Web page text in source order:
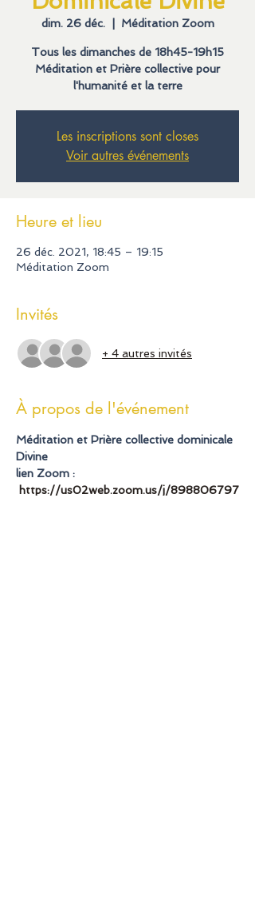
dim. 26 déc.
  |
Méditation Zoom
Tous les dimanches de 18h45-19h15
Méditation et Prière collective pour
l'humanité et la terre
Les inscriptions sont closes
Voir autres événements
Heure et lieu
26 déc. 2021, 18:45 – 19:15
Méditation Zoom
Invités
+ 4 autres invités
À propos de l'événement
Méditation et Prière collective dominicale
Divine
lien Zoom :
https://us02web.zoom.us/j/898806797